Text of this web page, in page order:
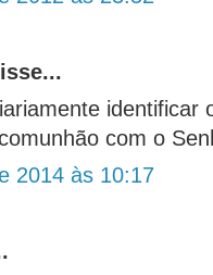
identificar
com o
2014 às 10:17